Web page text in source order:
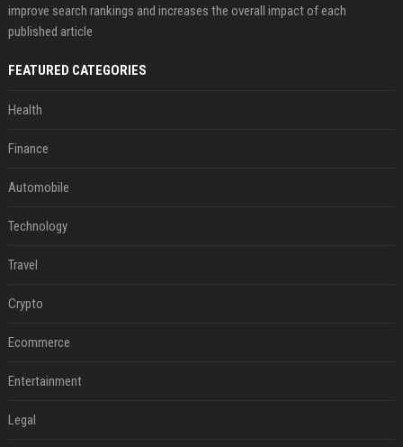
improve search rankings and increases the overall impact of each
published article
FEATURED CATEGORIES
Health
Finance
Automobile
Technology
Travel
Crypto
Ecommerce
Entertainment
Legal